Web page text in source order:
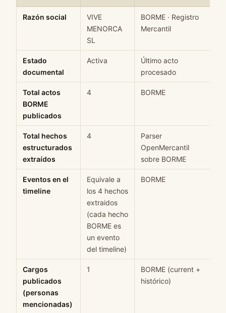
Razón social
VIVE
MENORCA
SL
BORME · Registro
Mercantil
Estado
documental
Activa
Último acto
procesado
Total actos
BORME
publicados
4 BORME
Total hechos
estructurados
extraídos
4
Parser
OpenMercantil
sobre BORME
Eventos en el
timeline
Equivale a
los 4 hechos
extraidos
(cada hecho
BORME es
un evento
del timeline)
BORME
Cargos
publicados
(personas
mencionadas)
1
BORME (current +
histórico)